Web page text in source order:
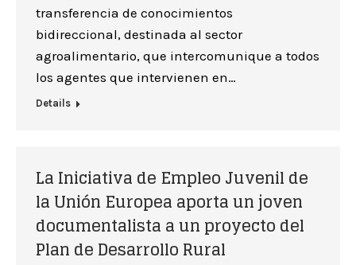
transferencia de conocimientos
bidireccional, destinada al sector
agroalimentario, que intercomunique a todos
los agentes que intervienen en…
Details
La Iniciativa de Empleo Juvenil de
la Unión Europea aporta un joven
documentalista a un proyecto del
Plan de Desarrollo Rural